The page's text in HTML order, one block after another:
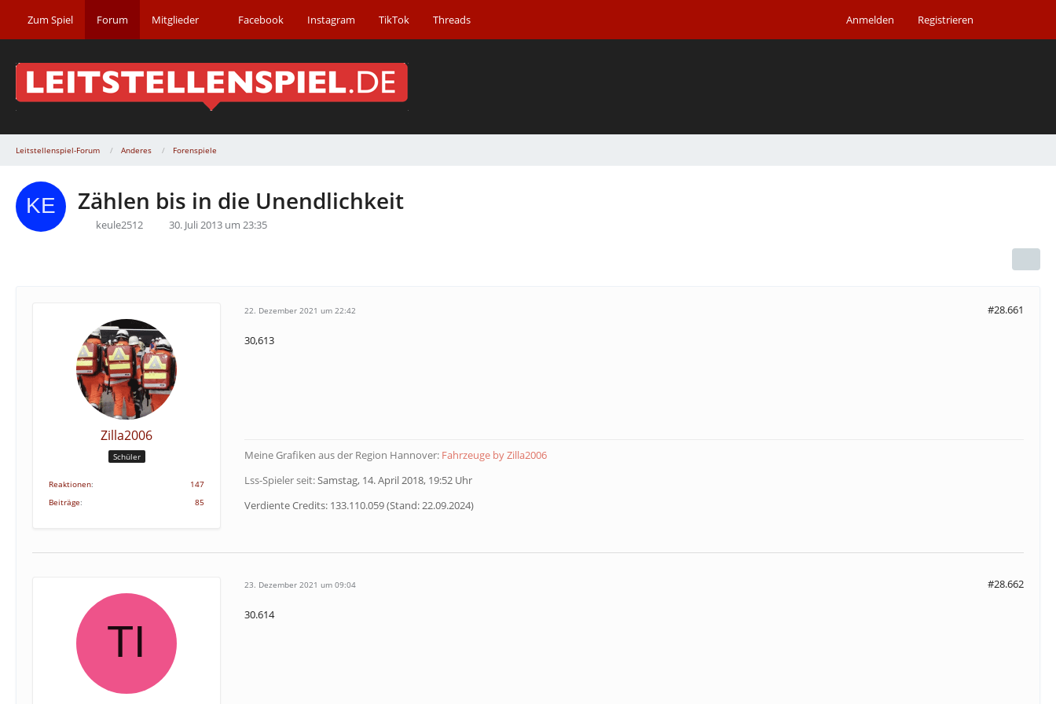
Zum Spiel Forum Mitglieder Facebook Instagram TikTok Threads Anmelden Registrieren
Leitstellenspiel-Forum Anderes Forenspiele
Zählen bis in die Unendlichkeit
keule2512 30. Juli 2013 um 23:35
Zilla2006
Schüler
Reaktionen
147
Beiträge
85
22. Dezember 2021 um 22:42 #28.661
30,613
Meine Grafiken aus der Region Hannover: Fahrzeuge by Zilla2006
Lss-Spieler seit:Samstag, 14. April 2018, 19:52 Uhr
VerdienteCredits: 133.110.059 (Stand: 22.09.2024)
23. Dezember 2021 um 09:04 #28.662
30.614